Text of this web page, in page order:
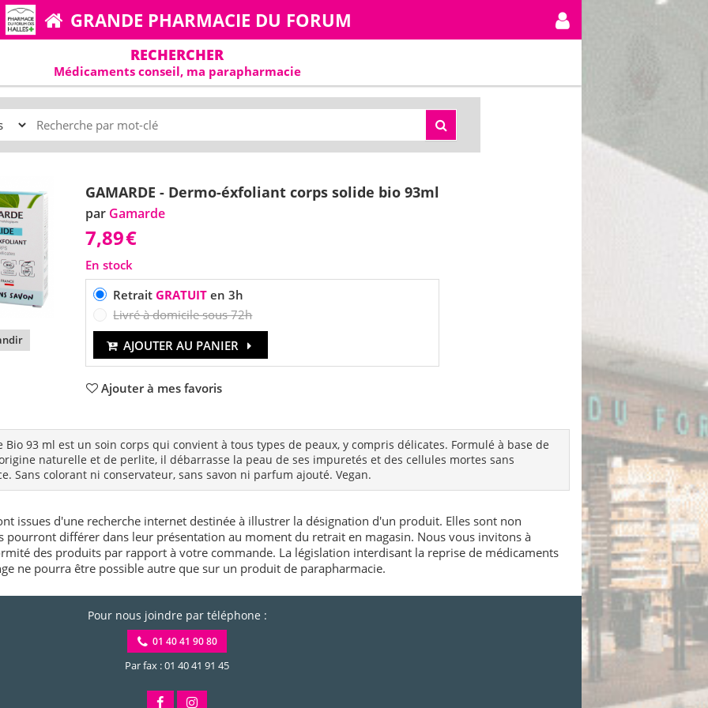
GRANDE PHARMACIE DU FORUM
RECHERCHER
Médicaments conseil, ma parapharmacie
GAMARDE - Dermo-éxfoliant corps solide bio 93ml
par Gamarde
7,89€
En stock
RetraitGRATUIT en 3h
Livré à domicile sous 72h
AJOUTER AU PANIER
Ajouter à mes favoris
Bio 93 ml est un soin corps qui convient à tous types de peaux, y compris délicates. Formulé à base de
naturelle et de perlite, il débarrasse la peau de ses impuretés et des cellules mortes sans
Sans colorant ni conservateur, sans savon ni parfum ajouté. Vegan.
issues d'une recherche internet destinée à illustrer la désignation d'un produit. Elles sont non
pourront différer dans leur présentation au moment du retrait en magasin. Nous vous invitons à
des produits par rapport à votre commande. La législation interdisant la reprise de médicaments
ne pourra être possible autre que sur un produit de parapharmacie.
Pour nous joindre par téléphone :
01 40 41 90 80
Par fax : 01 40 41 91 45